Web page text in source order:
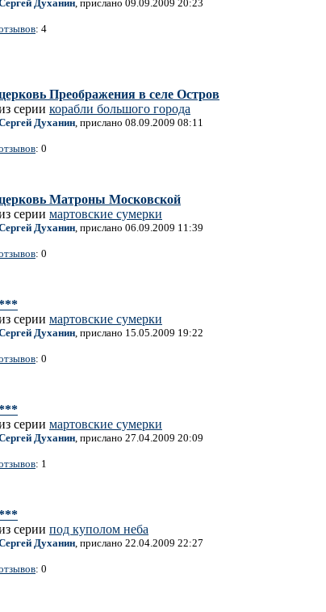
Духанин, прислано 09.09.2009 20:23
: 4
Преображения в селе Остров
серии корабли большого города
Духанин, прислано 08.09.2009 08:11
: 0
Матроны Московской
серии мартовские сумерки
Духанин, прислано 06.09.2009 11:39
: 0
серии мартовские сумерки
Духанин, прислано 15.05.2009 19:22
: 0
серии мартовские сумерки
Духанин, прислано 27.04.2009 20:09
: 1
серии под куполом неба
Духанин, прислано 22.04.2009 22:27
: 0